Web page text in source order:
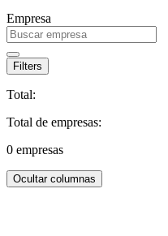
Empresa
Filters
Total:
Total de empresas:
0 empresas
Ocultar columnas